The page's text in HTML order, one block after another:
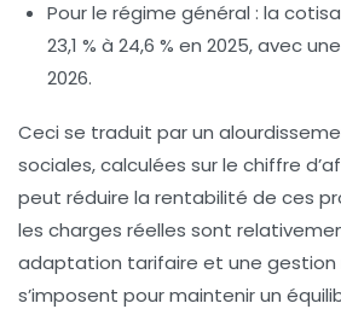
Pour le régime général : la
23,1 % à 24,6 % en 2025, avec
2026.
Ceci se traduit par un
sociales, calculées sur le chiffre
peut réduire la rentabilité de ces
les charges réelles sont
adaptation tarifaire et une gestion
s’imposent pour maintenir un